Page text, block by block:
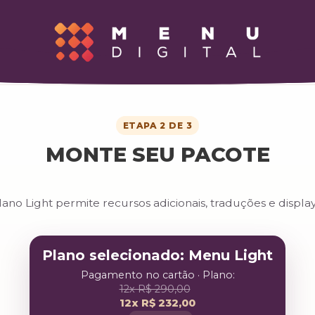
ETAPA 2 DE 3
MONTE SEU PACOTE
Light permite recursos adicionais, traduções e
Plano selecionado: Menu Light
Pagamento no cartão · Plano:
12x R$ 290,00
12x R$ 232,00